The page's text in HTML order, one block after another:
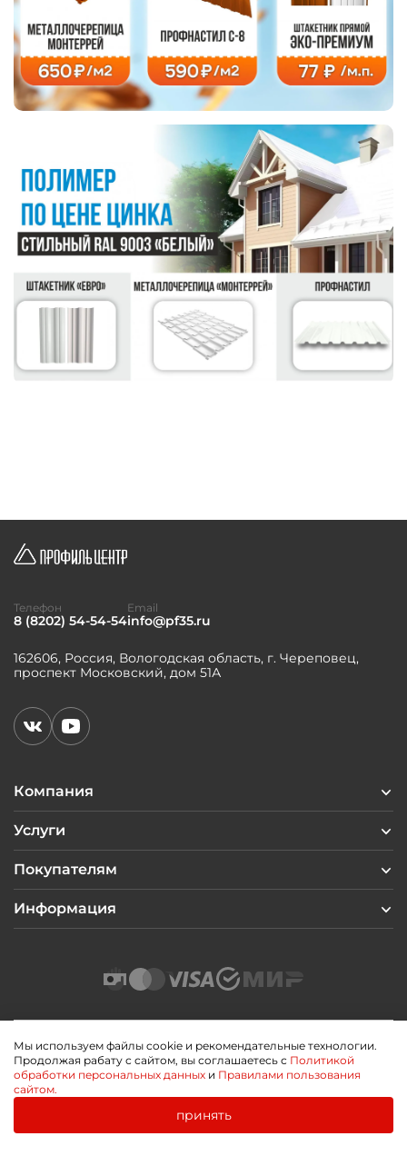
Компания
Услуги
Покупателям
Информация
162606, Россия, Вологодская область, г. Череповец,
проспект Московский, дом 51А
Телефон
8 (8202) 54-54-54
Email
info@pf35.ru
2026 © Профиль Центр
Политика конфиденциальности
Разработано
0
Мы используем файлы cookie и рекомендательные технологии.
Продолжая рабату с сайтом, вы соглашаетесь с Политикой
обработки персональных данных и Правилами пользования
сайтом.
принять